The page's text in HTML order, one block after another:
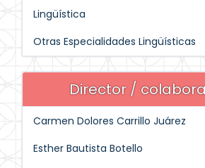
Lingüística
Otras Especialidades Lingüísticas
Director /
Carmen Dolores Carrillo Juárez
Esther Bautista Botello